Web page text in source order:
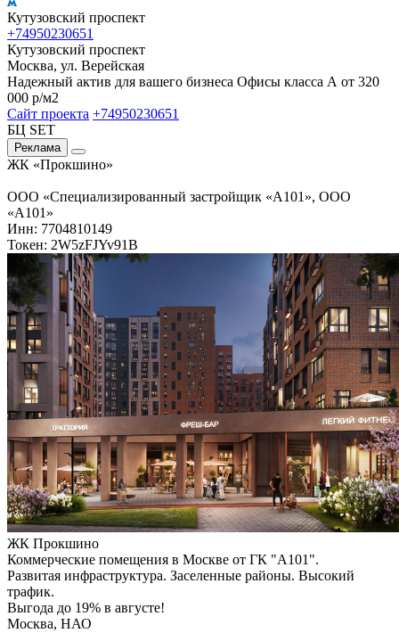
Кутузовский проспект
+74950230651
Кутузовский проспект
Москва, ул. Верейская
Надежный актив для вашего бизнеса Офисы класса А от 320
000 р/м2
Сайт проекта +74950230651
БЦ SET
Реклама
ЖК «Прокшино»
ООО «Специализированный застройщик «А101», ООО
«А101»
Инн: 7704810149
Токен: 2W5zFJYv91B
ЖК Прокшино
Коммерческие помещения в Москве от ГК "А101".
Развитая инфраструктура. Заселенные районы. Высокий
трафик.
Выгода до 19% в августе!
Москва, НАО